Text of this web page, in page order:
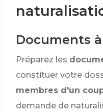
Documents
Préparez les
constituer votre
membres d'un
demande de